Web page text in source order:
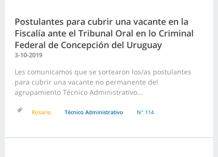
Postulantes para cubrir una vacante en la
Fiscalía ante el Tribunal Oral en lo Criminal
Federal de Concepción del Uruguay
3-10-2019
Les comunicamos que se sortearon los/as postulantes
para cubrir una vacante no permanente del
agrupamiento Técnico Administrativo...
Rosario Técnico Administrativo N° 114